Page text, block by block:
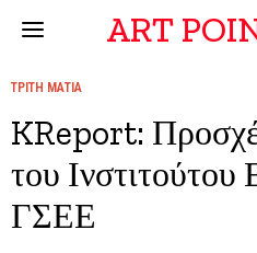
ART
ΤΡΙΤΗ ΜΑΤΙΑ
KReport:
του Ινστιτούτου
ΓΣΕΕ